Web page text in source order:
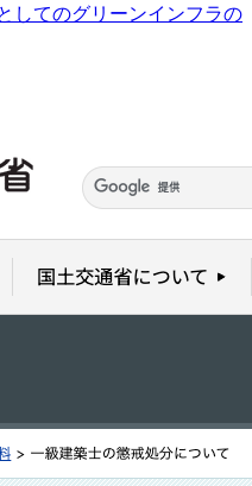
してのグリーンインフラの